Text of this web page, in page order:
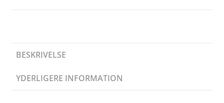
BESKRIVELSE
YDERLIGERE INFORMATION